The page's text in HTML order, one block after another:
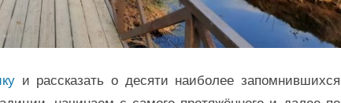
и рассказать о десяти наиболее запомнившихся